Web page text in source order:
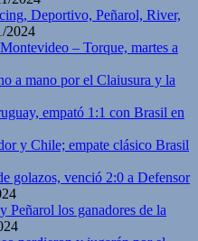
Deportivo, Peñarol, River,
2024
– Torque, martes a
a mano por el Claiusura y la
empató 1:1 con Brasil en
y Chile; empate clásico Brasil
golazos, venció 2:0 a Defensor
los ganadores de la